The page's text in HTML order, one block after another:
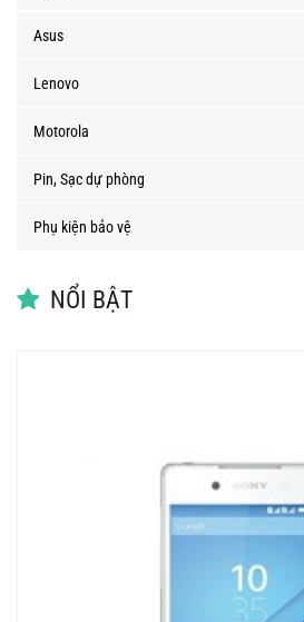
Asus
Lenovo
Motorola
Pin, Sạc dự phòng
Phụ kiện bảo vệ
NỔI BẬT